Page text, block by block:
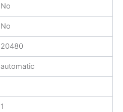
No
No
20480
automatic
1